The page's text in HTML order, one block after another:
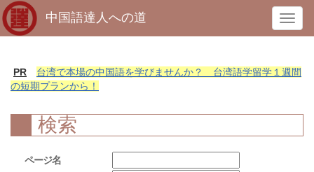
T
o
g
n
a
中国語達人への道
PR
台湾で本場の中国語を学びませんか？ 台湾語学留学１週間
の短期プランから！
検索
ページ名